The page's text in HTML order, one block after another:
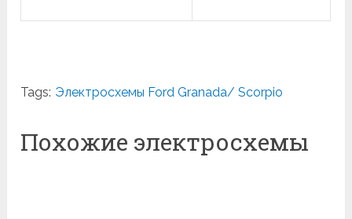
Tags: Электросхемы Ford Granada/ Scorpio
Похожие электросхемы